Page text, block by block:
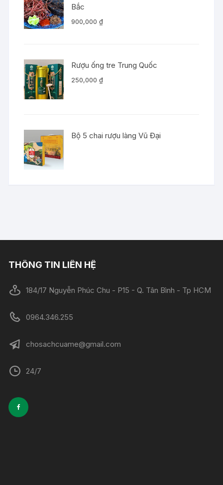
Bắc
900,000₫
Rượu ống tre Trung Quốc
250,000₫
Bộ 5 chai rượu làng Vũ Đại
THÔNG TIN LIÊN HỆ
184/17 Nguyễn Phúc Chu - P15 - Q. Tân Bình - Tp HCM
0964.346.255
chosachcuame@gmail.com
24/7